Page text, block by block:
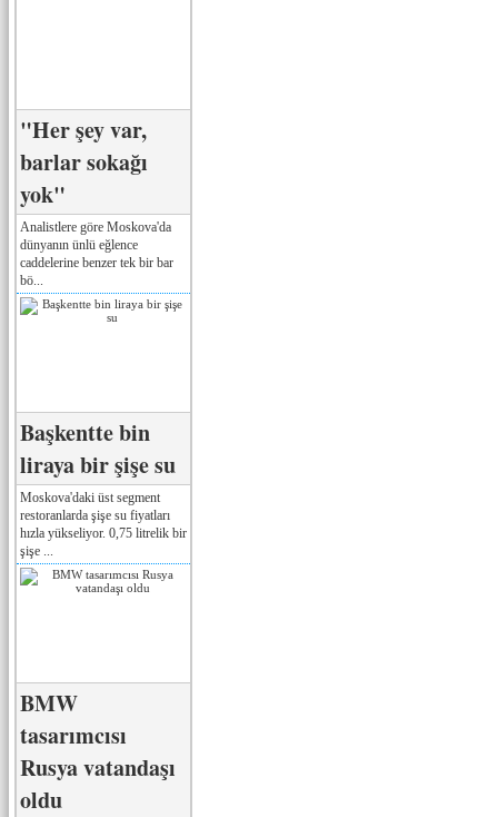
"Her şey var,
barlar sokağı
yok"
Analistlere göre Moskova'da
dünyanın ünlü eğlence
caddelerine benzer tek bir bar
bö...
Başkentte bin
liraya bir şişe su
Moskova'daki üst segment
restoranlarda şişe su fiyatları
hızla yükseliyor. 0,75 litrelik bir
şişe ...
BMW
tasarımcısı
Rusya vatandaşı
oldu